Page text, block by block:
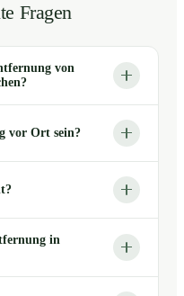
Fragen
von
vor Ort sein?
in